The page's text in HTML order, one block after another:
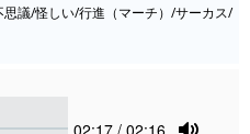
議/怪しい/行進（マーチ）/サーカス/